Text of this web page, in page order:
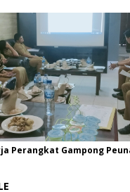
Perangkat Gampong